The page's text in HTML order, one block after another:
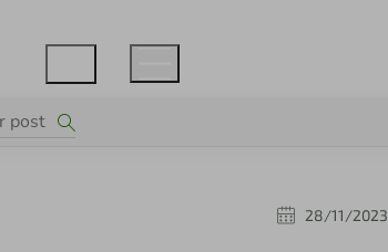
28/11/2023